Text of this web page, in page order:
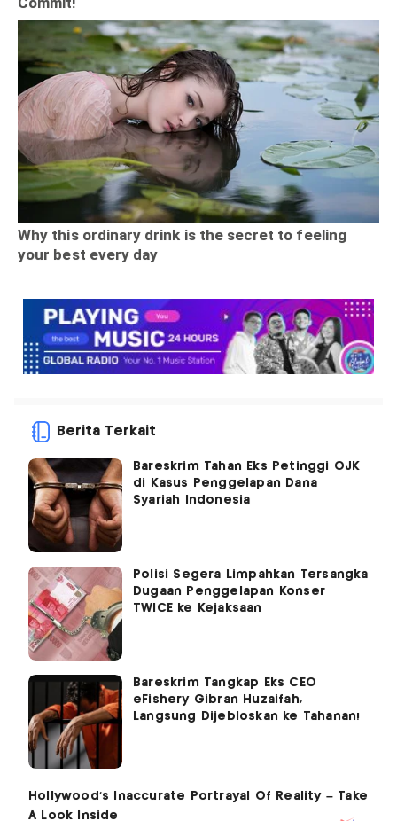
Berita Terkait
Bareskrim Tahan Eks Petinggi OJK
di Kasus Penggelapan Dana
Syariah Indonesia
Polisi Segera Limpahkan Tersangka
Dugaan Penggelapan Konser
TWICE ke Kejaksaan
Bareskrim Tangkap Eks CEO
eFishery Gibran Huzaifah,
Langsung Dijebloskan ke Tahanan!